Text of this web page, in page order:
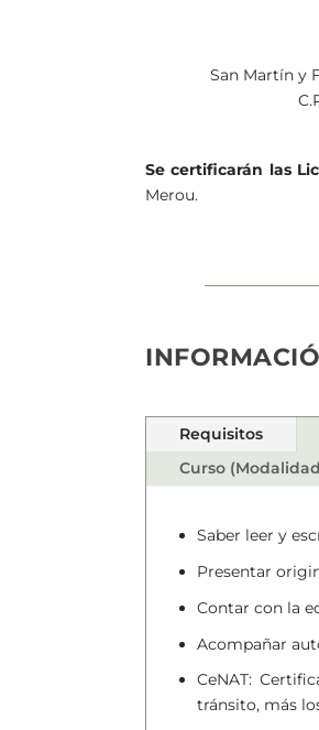
San Martín y
Se certificarán las
Merou.
Requisitos
Curso
Saber leer y
Presentar
Contar con la
Acompañar
CeNAT:
tránsito, más